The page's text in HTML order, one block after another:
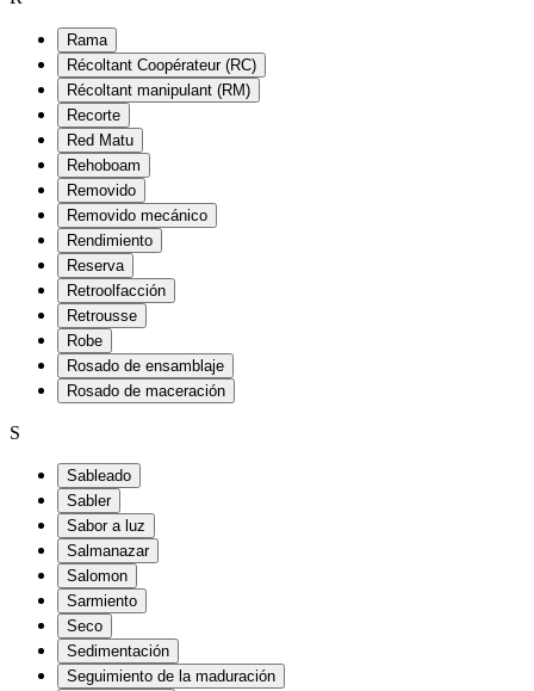
Rama
Récoltant Coopérateur (RC)
Récoltant manipulant (RM)
Recorte
Red Matu
Rehoboam
Removido
Removido mecánico
Rendimiento
Reserva
Retroolfacción
Retrousse
Robe
Rosado de ensamblaje
Rosado de maceración
S
Sableado
Sabler
Sabor a luz
Salmanazar
Salomon
Sarmiento
Seco
Sedimentación
Seguimiento de la maduración